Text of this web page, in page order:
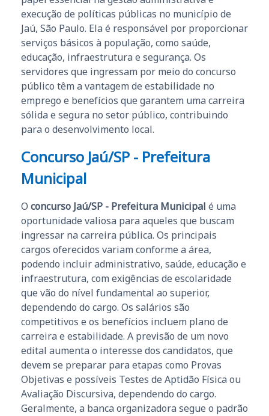
execução de políticas públicas no município de
Jaú, São Paulo. Ela é responsável por proporcionar
serviços básicos à população, como saúde,
educação, infraestrutura e segurança. Os
servidores que ingressam por meio do concurso
público têm a vantagem de estabilidade no
emprego e benefícios que garantem uma carreira
sólida e segura no setor público, contribuindo
para o desenvolvimento local.
Concurso Jaú/SP - Prefeitura
Municipal
O concurso Jaú/SP - Prefeitura Municipal é uma
oportunidade valiosa para aqueles que buscam
ingressar na carreira pública. Os principais
cargos oferecidos variam conforme a área,
podendo incluir administrativo, saúde, educação e
infraestrutura, com exigências de escolaridade
que vão do nível fundamental ao superior,
dependendo do cargo. Os salários são
competitivos e os benefícios incluem plano de
carreira e estabilidade. A previsão de um novo
edital aumenta o interesse dos candidatos, que
devem se preparar para etapas como Provas
Objetivas e possíveis Testes de Aptidão Física ou
Avaliação Discursiva, dependendo do cargo.
Geralmente, a banca organizadora segue o padrão